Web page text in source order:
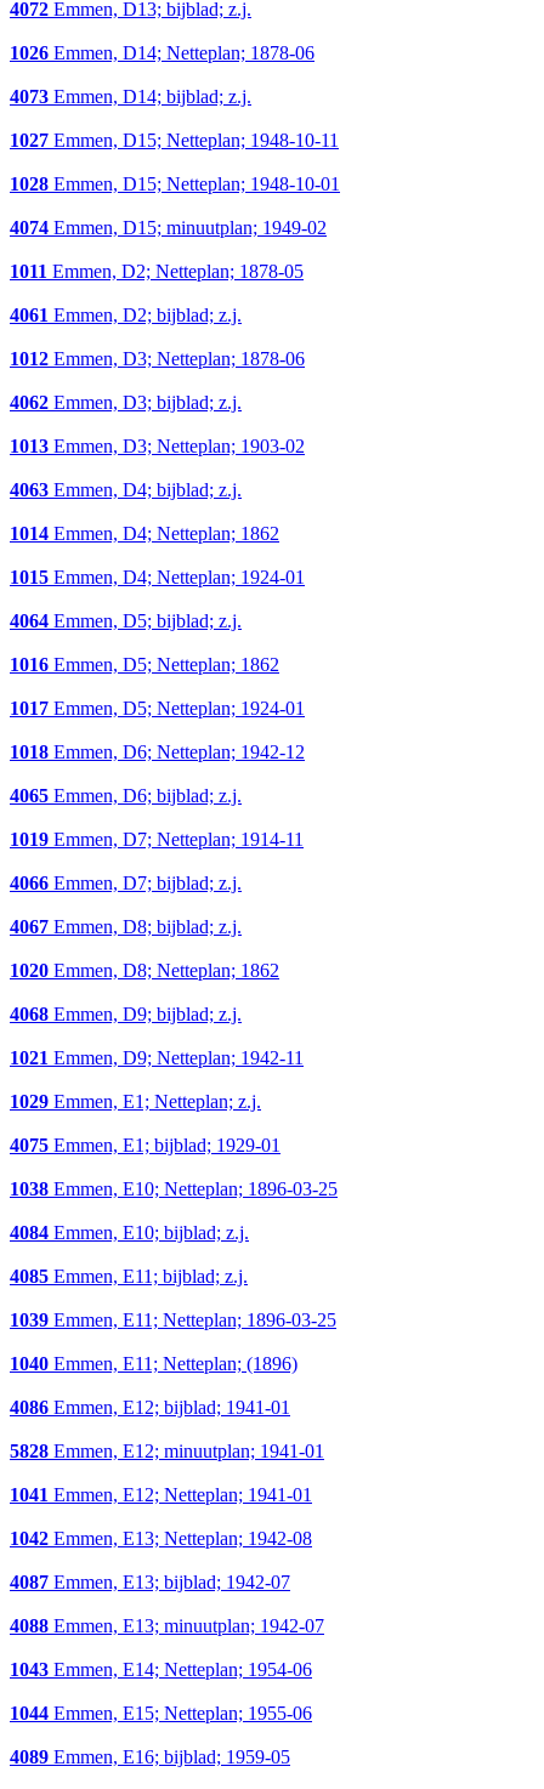
4072 Emmen, D13; bijblad; z.j.
1026 Emmen, D14; Netteplan; 1878-06
4073 Emmen, D14; bijblad; z.j.
1027 Emmen, D15; Netteplan; 1948-10-11
1028 Emmen, D15; Netteplan; 1948-10-01
4074 Emmen, D15; minuutplan; 1949-02
1011 Emmen, D2; Netteplan; 1878-05
4061 Emmen, D2; bijblad; z.j.
1012 Emmen, D3; Netteplan; 1878-06
4062 Emmen, D3; bijblad; z.j.
1013 Emmen, D3; Netteplan; 1903-02
4063 Emmen, D4; bijblad; z.j.
1014 Emmen, D4; Netteplan; 1862
1015 Emmen, D4; Netteplan; 1924-01
4064 Emmen, D5; bijblad; z.j.
1016 Emmen, D5; Netteplan; 1862
1017 Emmen, D5; Netteplan; 1924-01
1018 Emmen, D6; Netteplan; 1942-12
4065 Emmen, D6; bijblad; z.j.
1019 Emmen, D7; Netteplan; 1914-11
4066 Emmen, D7; bijblad; z.j.
4067 Emmen, D8; bijblad; z.j.
1020 Emmen, D8; Netteplan; 1862
4068 Emmen, D9; bijblad; z.j.
1021 Emmen, D9; Netteplan; 1942-11
1029 Emmen, E1; Netteplan; z.j.
4075 Emmen, E1; bijblad; 1929-01
1038 Emmen, E10; Netteplan; 1896-03-25
4084 Emmen, E10; bijblad; z.j.
4085 Emmen, E11; bijblad; z.j.
1039 Emmen, E11; Netteplan; 1896-03-25
1040 Emmen, E11; Netteplan; (1896)
4086 Emmen, E12; bijblad; 1941-01
5828 Emmen, E12; minuutplan; 1941-01
1041 Emmen, E12; Netteplan; 1941-01
1042 Emmen, E13; Netteplan; 1942-08
4087 Emmen, E13; bijblad; 1942-07
4088 Emmen, E13; minuutplan; 1942-07
1043 Emmen, E14; Netteplan; 1954-06
1044 Emmen, E15; Netteplan; 1955-06
4089 Emmen, E16; bijblad; 1959-05